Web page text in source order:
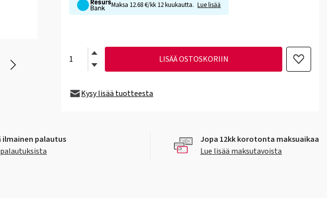
Maksa 12.68 €/kk 12 kuukautta. Lue lisää
LISÄÄ OSTOSKORIIN
Kysy lisää tuotteesta
ilmainen palautus
Jopa 12kk korotonta maksuaikaa
Lue lisää maksutavoista